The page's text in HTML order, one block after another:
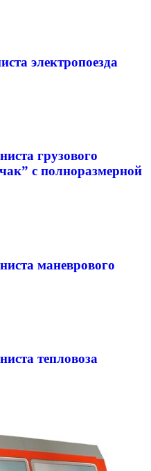
электропоезда
грузового
с полноразмерной
маневрового
тепловоза